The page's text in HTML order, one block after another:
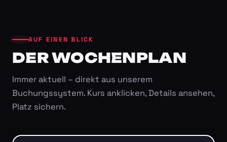
AUF EINEN BLICK
DER WOCHENPLAN
Immer aktuell – direkt aus unserem
Buchungssystem. Kurs anklicken, Details ansehen,
Platz sichern.